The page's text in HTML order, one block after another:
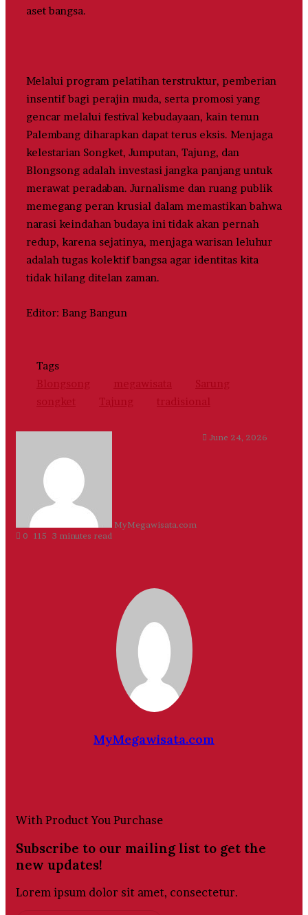
aset bangsa.
Melalui program pelatihan terstruktur, pemberian
insentif bagi perajin muda, serta promosi yang
gencar melalui festival kebudayaan, kain tenun
Palembang diharapkan dapat terus eksis. Menjaga
kelestarian Songket, Jumputan, Tajung, dan
Blongsong adalah investasi jangka panjang untuk
merawat peradaban. Jurnalisme dan ruang publik
memegang peran krusial dalam memastikan bahwa
narasi keindahan budaya ini tidak akan pernah
redup, karena sejatinya, menjaga warisan leluhur
adalah tugas kolektif bangsa agar identitas kita
tidak hilang ditelan zaman.
Editor: Bang Bangun
Tags
Blongsong
megawisata
Sarung
songket
Tajung tradisional
MyMegawisata.com
SendJune 24, 2026
0 115 3 minutes read
MyMegawisata.com
With Product You Purchase
Subscribe to our mailing list to get the
new updates!
Lorem ipsum dolor sit amet, consectetur.